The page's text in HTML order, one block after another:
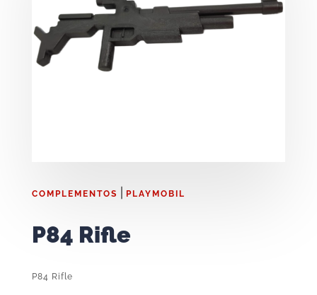
COMPLEMENTOS PLAYMOBIL
P84 Rifle
P84 Rifle